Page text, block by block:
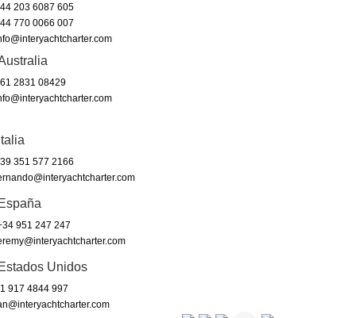
203 6087 605
770 0066 007
2831 08429
351 577 2166
951 247 247
Unidos
917 4844 997